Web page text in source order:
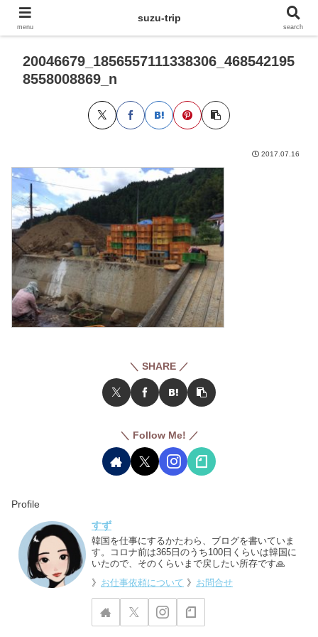
20046679_1856557111338306_468542195
8558008869_n
2017.07.16
＼ SHARE ／
＼ Follow Me! ／
Profile
すず
韓国を仕事にするかたわら、ブログを書いていま
す。コロナ前は365日のうち100日くらいは韓国に
いたので、そのくらいまで戻したい所存です🙏
》 お仕事依頼について 》 お問合せ
menu
suzu-trip
search